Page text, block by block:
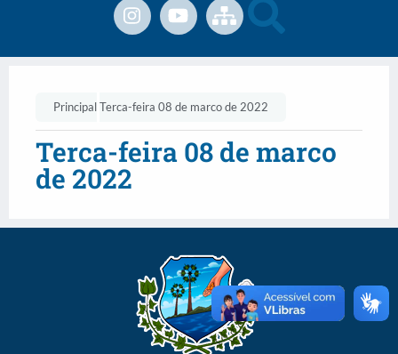
PrincipalTerca-feira 08 de marco de 2022
Terca-feira 08 de marco
de 2022